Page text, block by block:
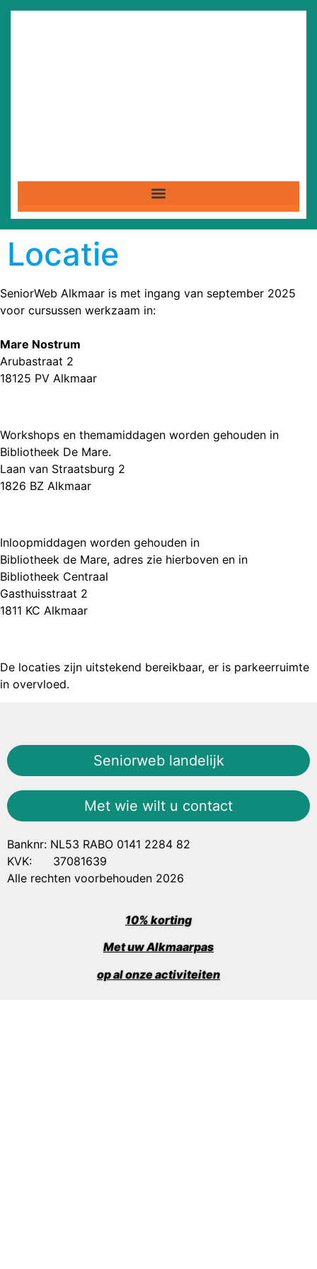
Locatie
SeniorWeb Alkmaar is met ingang van september 2025
voor cursussen werkzaam in:
Mare Nostrum
Arubastraat 2
18125 PV Alkmaar
Workshops en themamiddagen worden gehouden in
Bibliotheek De Mare.
Laan van Straatsburg 2
1826 BZ Alkmaar
Inloopmiddagen worden gehouden in
Bibliotheek de Mare, adres zie hierboven en in
Bibliotheek Centraal
Gasthuisstraat 2
1811 KC Alkmaar
De locaties zijn uitstekend bereikbaar, er is parkeerruimte
in overvloed.
Seniorweb landelijk
Met wie wilt u contact
Banknr: NL53 RABO 0141 2284 82
KVK: 37081639
Alle rechten voorbehouden 2026
10% korting
Met uw Alkmaarpas
op al onze activiteiten